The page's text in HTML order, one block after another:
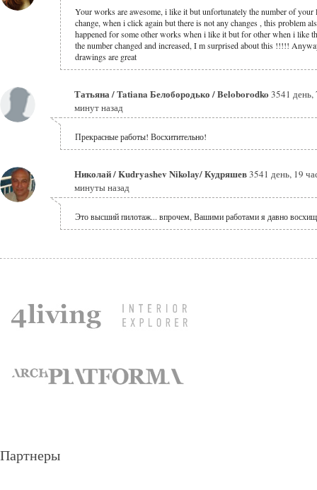
Your works are awesome, i like it but unfortunately the number of your
change, when i click again but there is not any changes , this problem
happened for some other works when i like it but for other when i like
the number changed and increased, I m surprised about this !!!!!
drawings are great
Татьяна / Tatiana Белобородько / Beloborodko 3541 день,
минут назад
Прекрасные работы! Восхитительно!
Николай / Kudryashev Nikolay/ Кудряшев3541 день, 19
минуты назад
Это высший пилотаж... впрочем, Вашими работами я давно
Партнеры